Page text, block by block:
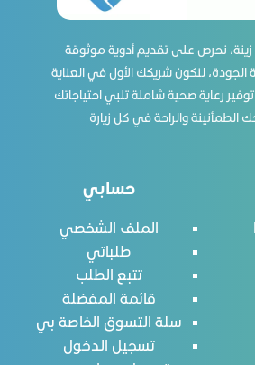
نحرص على تقديم أدوية موثوقة
لنكون شريكك الأول في العناية
رعاية صحية شاملة تلبي احتياجاتك
الطمأنينة والراحة في كل زيارة
حسابي
الملف الشخصي
طلباتي
تتبع الطلب
قائمة المفضلة
سلة التسوق الخاصة بي
تسجيل الدخول